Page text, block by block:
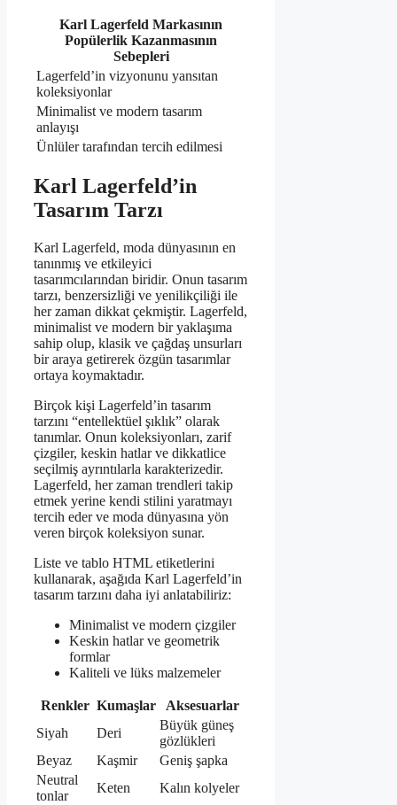
Karl Lagerfeld Markasının
Popülerlik Kazanmasının
Sebepleri
Lagerfeld’in vizyonunu yansıtan
koleksiyonlar
Minimalist ve modern tasarım
anlayışı
Ünlüler tarafından tercih edilmesi
Karl Lagerfeld’in
Tasarım Tarzı
Karl Lagerfeld, moda dünyasının en
tanınmış ve etkileyici
tasarımcılarından biridir. Onun tasarım
tarzı, benzersizliği ve yenilikçiliği ile
her zaman dikkat çekmiştir. Lagerfeld,
minimalist ve modern bir yaklaşıma
sahip olup, klasik ve çağdaş unsurları
bir araya getirerek özgün tasarımlar
ortaya koymaktadır.
Birçok kişi Lagerfeld’in tasarım
tarzını “entellektüel şıklık” olarak
tanımlar. Onun koleksiyonları, zarif
çizgiler, keskin hatlar ve dikkatlice
seçilmiş ayrıntılarla karakterizedir.
Lagerfeld, her zaman trendleri takip
etmek yerine kendi stilini yaratmayı
tercih eder ve moda dünyasına yön
veren birçok koleksiyon sunar.
Liste ve tablo HTML etiketlerini
kullanarak, aşağıda Karl Lagerfeld’in
tasarım tarzını daha iyi anlatabiliriz:
Minimalist ve modern çizgiler
Keskin hatlar ve geometrik
formlar
Kaliteli ve lüks malzemeler
Renkler Kumaşlar
Aksesuarlar
Siyah
Deri
Büyük güneş
gözlükleri
Beyaz
Kaşmir
Geniş şapka
Neutral
tonlar
Keten Kalın kolyeler